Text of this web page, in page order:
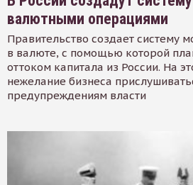
валютными операциями
Правительство создает систему
в валюте, с помощью которой
оттоком капитала из России. На
нежелание бизнеса
предупреждениям власти